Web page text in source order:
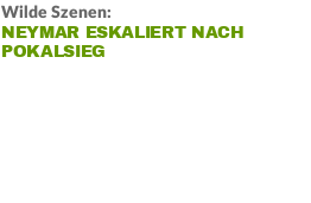
Wilde Szenen:
NEYMAR ESKALIERT NACH
POKALSIEG